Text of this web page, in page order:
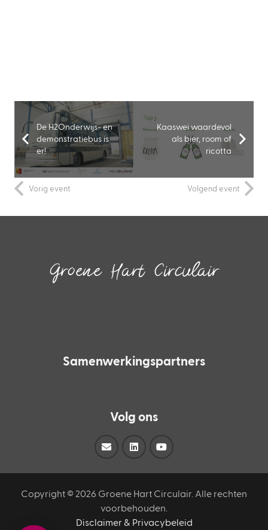
De H2Onderwijs- en
demonstratiebus is
er!
Kaaswei waardevol
als bier, room of
ricotta
Vorig event Volgend event
Groene Hart Circulair
Samenwerkingspartners
Volg ons
Copyright © 2026 Groene Hart Circulair. Alle rechten
voorbehouden.
Disclaimer & Privacybeleid